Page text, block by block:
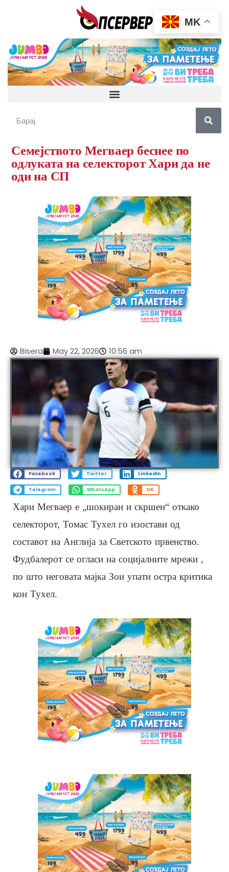
Семејството Мегваер беснее по
одлуката на селекторот Хари да не
оди на СП
Bisera May 22, 2026 10:56 am
Facebook Twitter LinkedIn
Telegram WhatsApp OK
Хари Мегваер е „шокиран и скршен“ откако
селекторот, Томас Тухел го изостави од
составот на Англија за Светското првенство.
Фудбалерот се огласи на социјалните мрежи ,
по што неговата мајка Зои упати остра критика
кон Тухел.
MK